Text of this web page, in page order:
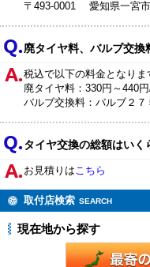
〒493-0001 愛知県一宮
廃タイヤ料、バルブ交換
税込で以下の料金となりま
廃タイヤ料：330円～440
バルブ交換料：バルブ２７
タイヤ交換の総額はいく
お見積りはこちら
取付店検索 SEARCH
現在地から探す